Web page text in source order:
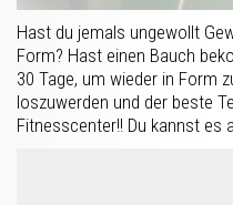
Hast du jemals ungewollt
Form? Hast einen Bauch
30 Tage, um wieder in Form
loszuwerden und der beste
Fitnesscenter!! Du kannst es